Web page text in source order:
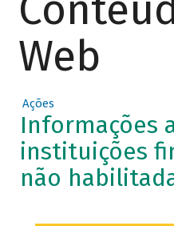
Web
Ações
Informações
instituições
não